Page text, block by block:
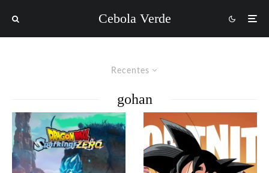
Cebola Verde
Recentes
gohan